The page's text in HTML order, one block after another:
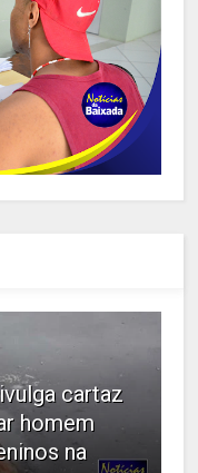
cartaz
homem
na